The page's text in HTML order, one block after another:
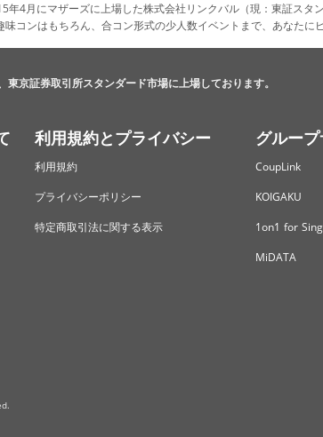
年4月にマザーズに上場した株式会社リンクバル（現：東証スタ
コンはもちろん、合コン形式の少人数イベントまで、あなたに
東京証券取引所スタンダード市場に上場しております。
利用規約とプライバシー
利用規約
プライバシーポリシー
特定商取引法に関する表示
グルー
CoupLink
KOIGAKU
1on1 for
MiDATA